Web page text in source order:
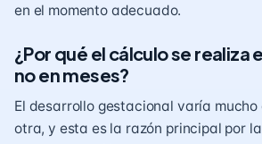
en el momento adecuado.
¿Por qué el cálculo se realiza
no en meses?
El desarrollo gestacional varía mucho
otra, y esta es la razón principal por